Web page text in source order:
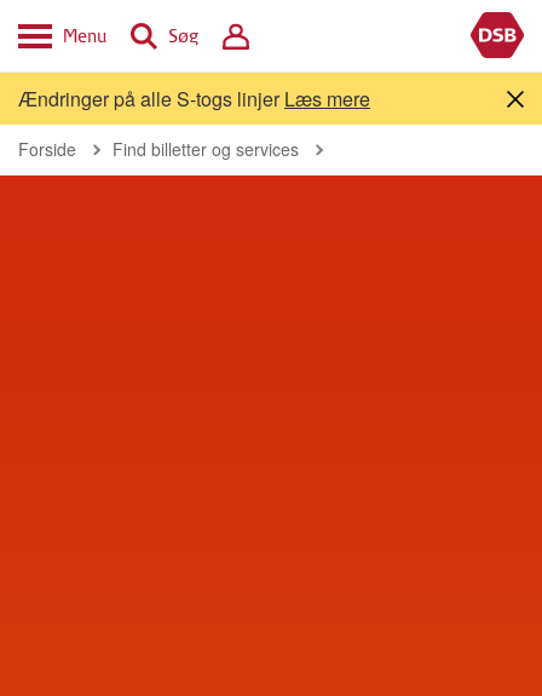
Menu Søg
Ændringer på alle S-togs linjerLæs mere
Forside Find billetter og services